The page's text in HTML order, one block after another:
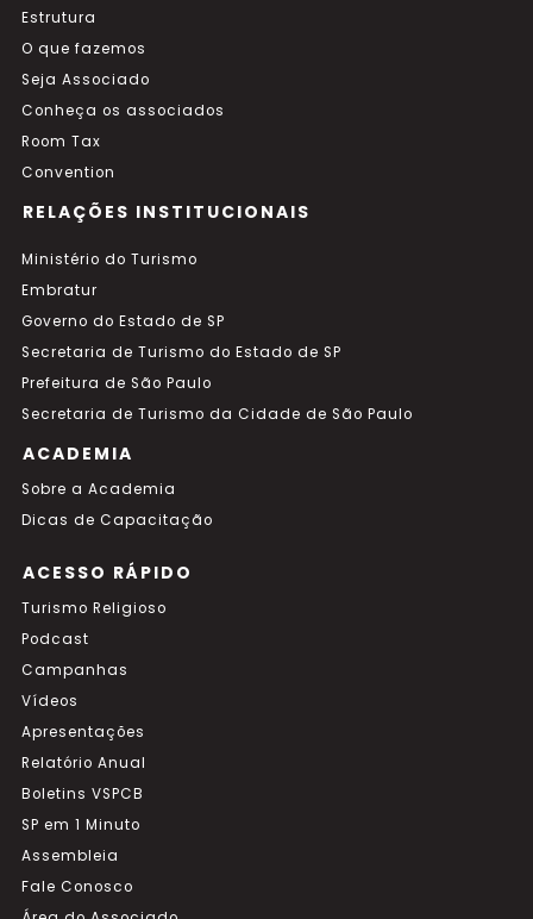
Estrutura
O que fazemos
Seja Associado
Conheça os associados
Room Tax
Convention
RELAÇÕES INSTITUCIONAIS
Ministério do Turismo
Embratur
Governo do Estado de SP
Secretaria de Turismo do Estado de SP
Prefeitura de São Paulo
Secretaria de Turismo da Cidade de São Paulo
ACADEMIA
Sobre a Academia
Dicas de Capacitação
ACESSO RÁPIDO
Turismo Religioso
Podcast
Campanhas
Vídeos
Apresentações
Relatório Anual
Boletins VSPCB
SP em 1 Minuto
Assembleia
Fale Conosco